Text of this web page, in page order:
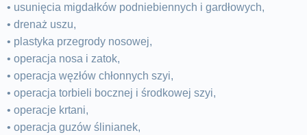
• usunięcia migdałków podniebiennych i gardłowych,
• drenaż uszu,
• plastyka przegrody nosowej,
• operacja nosa i zatok,
• operacja węzłów chłonnych szyi,
• operacja torbieli bocznej i środkowej szyi,
• operacje krtani,
• operacja guzów ślinianek,